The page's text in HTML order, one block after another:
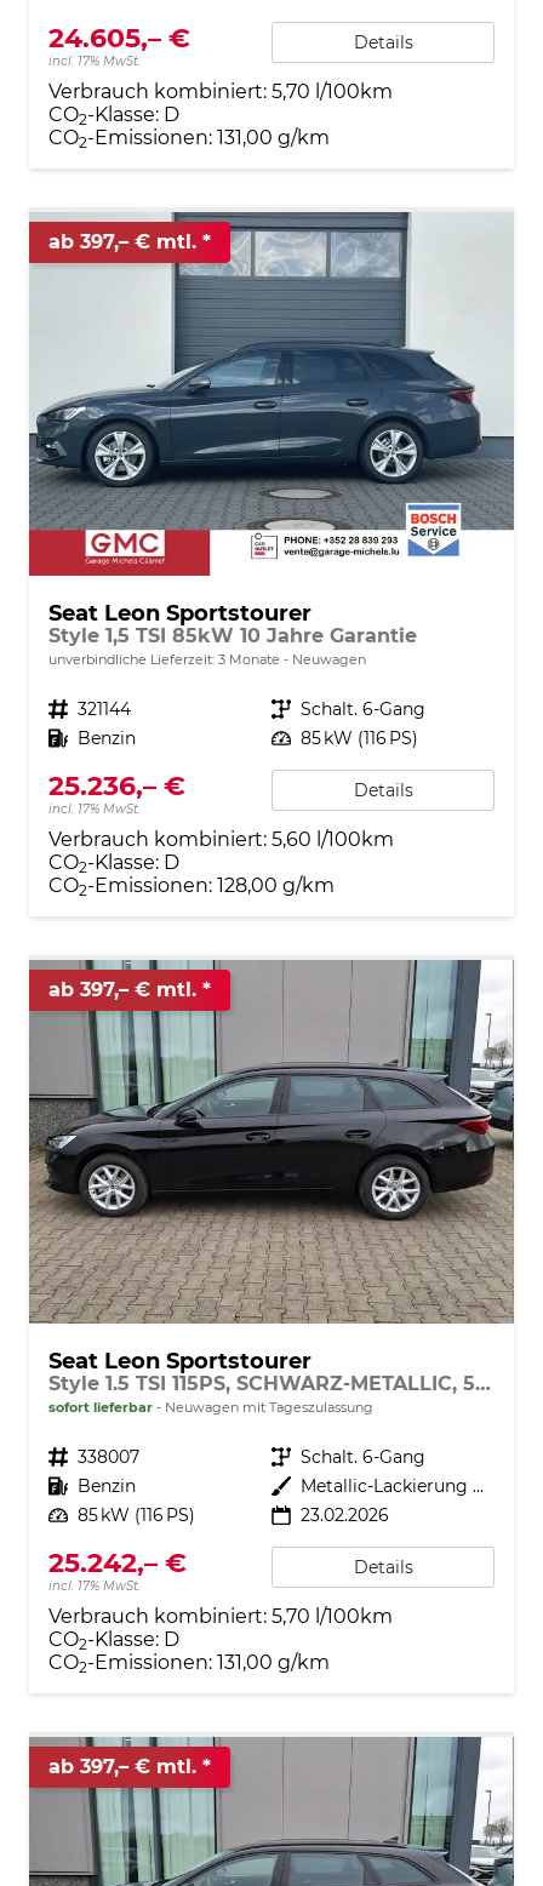
24.605,– €
incl. 17% MwSt.
Details
Verbrauch kombiniert: 5,70 l/100km
CO2-Klasse: D
CO2-Emissionen: 131,00 g/km
ab 397,– € mtl.
Seat Leon Sportstourer
Style 1,5 TSI 85kW 10 Jahre Garantie
unverbindliche Lieferzeit: 3 Monate Neuwagen
Fahrzeugnr. 321144 Getriebe Schalt. 6-Gang
Kraftstoff Benzin Leistung 85 kW (116 PS)
25.236,– €
incl. 17% MwSt.
Details
Verbrauch kombiniert: 5,60 l/100km
CO2-Klasse: D
CO2-Emissionen: 128,00 g/km
ab 397,– € mtl.
Seat Leon Sportstourer
Style 1.5 TSI 115PS, SCHWARZ-METALLIC, 5 Jahre Garantie, 16" ALU, MATRIX-LED, Privacy-Glas, Winter-Paket, 3-Zonen-Climatronic, ParkAssist, Parksensoren v/h, Rückfahrkamera, Radio 10,4" + Full-Link, Tempomat, M-Lederlenkrad, variabler Ladeboden
sofort lieferbar Neuwagen mit Tageszulassung
Fahrzeugnr. 338007 Getriebe Schalt. 6-Gang
Kraftstoff Benzin Außenfarbe
Metallic-Lackierung Nacht-Schwarz
Leistung 85 kW (116 PS) 23.02.2026
25.242,– €
incl. 17% MwSt.
Details
Verbrauch kombiniert: 5,70 l/100km
CO2-Klasse: D
CO2-Emissionen: 131,00 g/km
ab 397,– € mtl.